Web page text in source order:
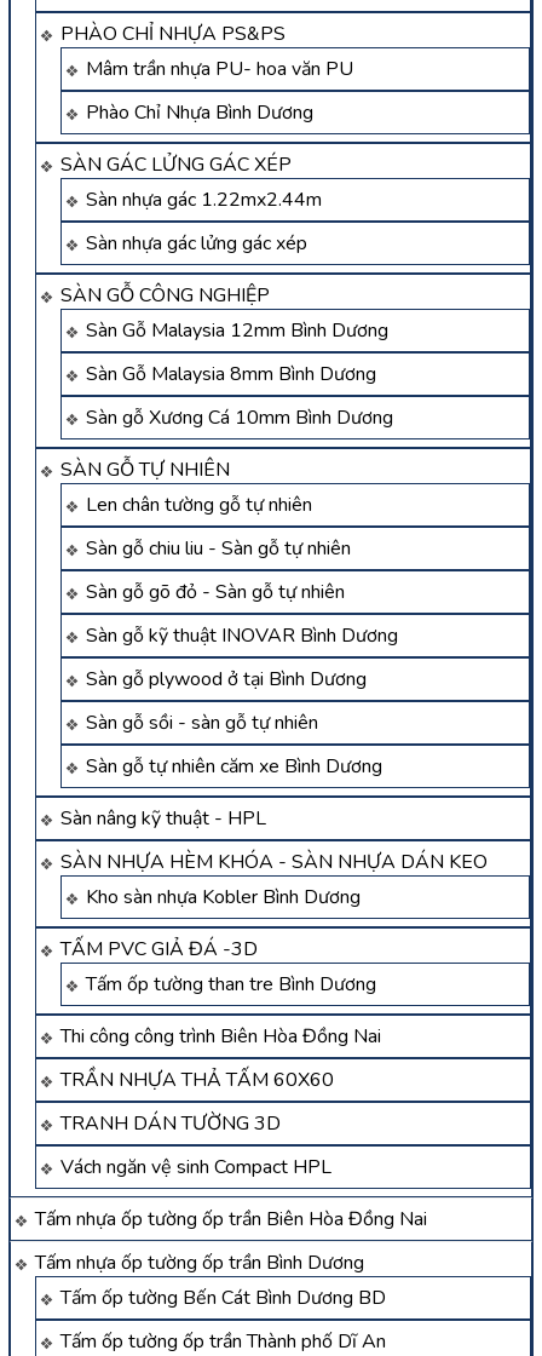
PHÀO CHỈ NHỰA PS&PS
Mâm trần nhựa PU- hoa văn PU
Phào Chỉ Nhựa Bình Dương
SÀN GÁC LỬNG GÁC XÉP
Sàn nhựa gác 1.22mx2.44m
Sàn nhựa gác lửng gác xép
SÀN GỖ CÔNG NGHIỆP
Sàn Gỗ Malaysia 12mm Bình Dương
Sàn Gỗ Malaysia 8mm Bình Dương
Sàn gỗ Xương Cá 10mm Bình Dương
SÀN GỖ TỰ NHIÊN
Len chân tường gỗ tự nhiên
Sàn gỗ chiu liu - Sàn gỗ tự nhiên
Sàn gỗ gõ đỏ - Sàn gỗ tự nhiên
Sàn gỗ kỹ thuật INOVAR Bình Dương
Sàn gỗ plywood ở tại Bình Dương
Sàn gỗ sồi - sàn gỗ tự nhiên
Sàn gỗ tự nhiên căm xe Bình Dương
Sàn nâng kỹ thuật - HPL
SÀN NHỰA HÈM KHÓA - SÀN NHỰA DÁN KEO
Kho sàn nhựa Kobler Bình Dương
TẤM PVC GIẢ ĐÁ -3D
Tấm ốp tường than tre Bình Dương
Thi công công trình Biên Hòa Đồng Nai
TRẦN NHỰA THẢ TẤM 60X60
TRANH DÁN TƯỜNG 3D
Vách ngăn vệ sinh Compact HPL
Tấm nhựa ốp tường ốp trần Biên Hòa Đồng Nai
Tấm nhựa ốp tường ốp trần Bình Dương
Tấm ốp tường Bến Cát Bình Dương BD
Tấm ốp tường ốp trần Thành phố Dĩ An